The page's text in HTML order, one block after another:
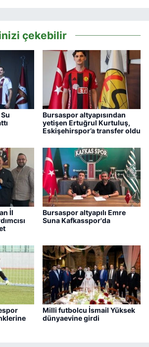
çekebilir
Bursaspor altyapısından
yetişen Ertuğrul Kurtuluş,
Eskişehirspor’a transfer oldu
İl
Bursaspor altyapılı Emre
Suna Kafkasspor'da
Milli futbolcu İsmail Yüksek
dünyaevine girdi